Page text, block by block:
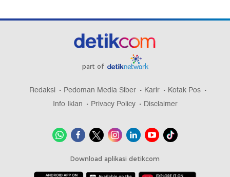
part of
Redaksi Pedoman Media Siber Karir
Kotak Pos
Info Iklan
Privacy Policy Disclaimer
Download aplikasi detikcom